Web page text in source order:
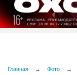
Главная → Фото →